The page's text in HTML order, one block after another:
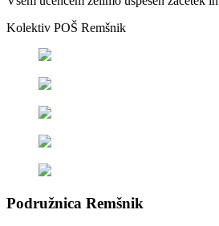
Kolektiv POŠ Remšnik
Podružnica Remšnik